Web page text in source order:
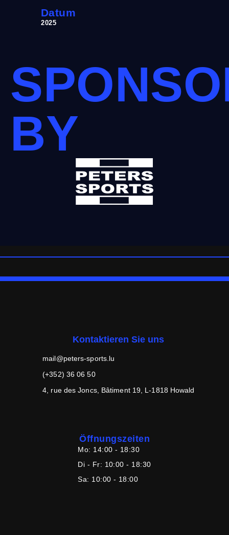
Datum
2025
BY
Kontaktieren Sie uns
mail@peters-sports.lu
(+352) 36 06 50
4, rue des Joncs, Bâtiment 19, L-1818 Howald
Öffnungszeiten
Mo: 14:00 - 18:30
Di - Fr: 10:00 - 18:30
Sa: 10:00 - 18:00